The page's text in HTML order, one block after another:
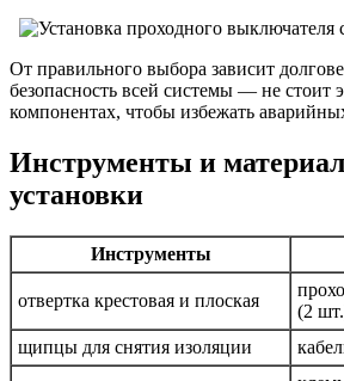
От правильного выбора зависит
безопасность всей системы — не стоит
компонентах, чтобы избежать
Инструменты и
установки
Инструменты
отвертка крестовая и плоская
(2
щипцы для снятия изоляции